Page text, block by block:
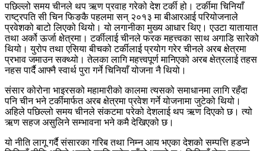
पछिल्लो समय चीनले थप ऋण प्रवाह गरेको देश टर्की हो। टर्कीमा चिनियाँ
राष्ट्रपति सी चिन फिङकै पहलमा सन् २०१३ मा बीआरआई परियोजनाले
प्रवेशको बाटो लिएको थियो। यो लगानीका मुख्य आधार थिए। एउटा यातायात
तथा अर्को ऊर्जा क्षेत्रमा। टर्कीलाई चीनले फरक महत्त्वका साथ अगाडि सारेको
थियो। युरोप तथा एसिया बीचको टर्कीलाई प्रयोग गरेर चीनले अरब क्षेत्रमा
प्रभाव जमाउन सक्थ्यो। तेलका लागि महत्त्वपूर्ण मानिएको अरब क्षेत्रलाई तहस
नहस पार्दै आफ्नै स्वार्थ पुरा गर्ने चिनियाँ योजना नै थियो।
संसार कोरोना भाइरसको महामारीको कालमा त्यसको समाधानमा लागि रहँदा
पनि चीन भने टर्कीमार्फत अरब क्षेत्रमा प्रवेश गर्ने योजनामा जुटेको थियो।
अहिले पछिल्लो समय चीनले संकटमा परेको देशलाई थप ऋण दिएको छ। त्यो
ऋण सहज असुलिने सम्भावना भने कमै देखिएको छ।
यो नीति लागू गर्दै संसारका गरिब तथा निम्न आय भएका देशको सम्पत्ति हडप्ने